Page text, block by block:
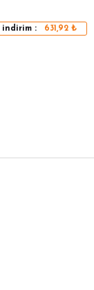
indirim : 631,92₺